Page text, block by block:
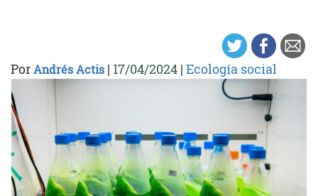
PorAndrés Actis | 17/04/2024 | Ecología social